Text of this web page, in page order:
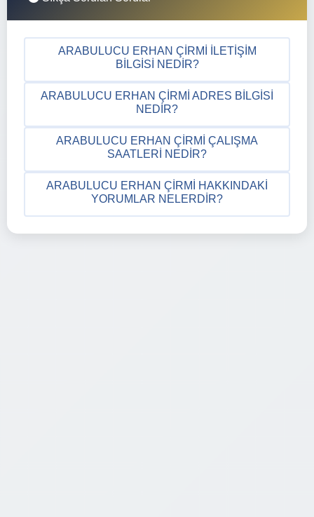
ARABULUCU ERHAN ÇIRMI İLETIŞIM
BILGISI NEDIR?
ARABULUCU ERHAN ÇIRMI ADRES BILGISI
NEDIR?
ARABULUCU ERHAN ÇIRMI ÇALIŞMA
SAATLERI NEDIR?
ARABULUCU ERHAN ÇIRMI HAKKINDAKI
YORUMLAR NELERDIR?